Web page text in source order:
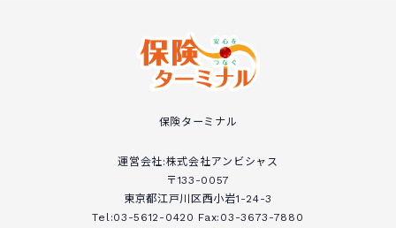
保険ターミナル
運営会社:株式会社アンビシャス
〒133-0057
東京都江戸川区西小岩1-24-3
Tel:03-5612-0420 Fax:03-3673-7880